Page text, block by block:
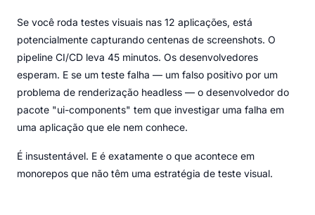
Se você roda testes visuais nas 12 aplicações, está
potencialmente capturando centenas de screenshots. O
pipeline CI/CD leva 45 minutos. Os desenvolvedores
esperam. E se um teste falha — um falso positivo por um
problema de renderização headless — o desenvolvedor do
pacote "ui-components" tem que investigar uma falha em
uma aplicação que ele nem conhece.
É insustentável. E é exatamente o que acontece em
monorepos que não têm uma estratégia de teste visual.